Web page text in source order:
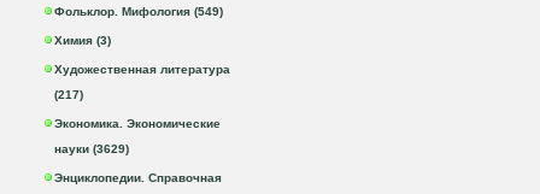
Фольклор. Мифология (549)
Химия (3)
Художественная литература
(217)
Экономика. Экономические
науки (3629)
Энциклопедии. Справочная